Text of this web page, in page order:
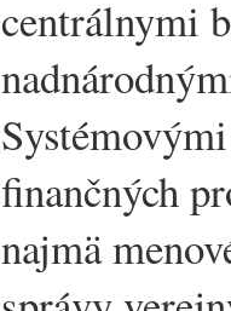
centrálnymi
finančných
najmä